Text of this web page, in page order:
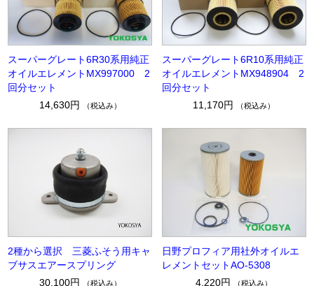
スーパーグレート6R30系用純正
オイルエレメントMX997000 2
回分セット
14,630円
（税込み）
スーパーグレート6R10系用純正
オイルエレメントMX948904 2
回分セット
11,170円
（税込み）
2種から選択 三菱ふそう用キャ
ブサスエアースプリング
30,100円
（税込み）
日野プロフィア用社外オイルエ
レメントセットAO-5308
4,220円
（税込み）